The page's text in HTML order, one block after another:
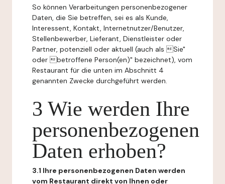
So können Verarbeitungen personenbezogener
Daten, die Sie betreffen, sei es als Kunde,
Interessent, Kontakt, Internetnutzer/Benutzer,
Stellenbewerber, Lieferant, Dienstleister oder
Partner, potenziell oder aktuell (auch als Sie"
oder betroffene Person(en)" bezeichnet), vom
Restaurant für die unten im Abschnitt 4
genannten Zwecke durchgeführt werden.
3 Wie werden Ihre
personenbezogenen
Daten erhoben?
3.1 Ihre personenbezogenen Daten werden
vom Restaurant direkt von Ihnen oder